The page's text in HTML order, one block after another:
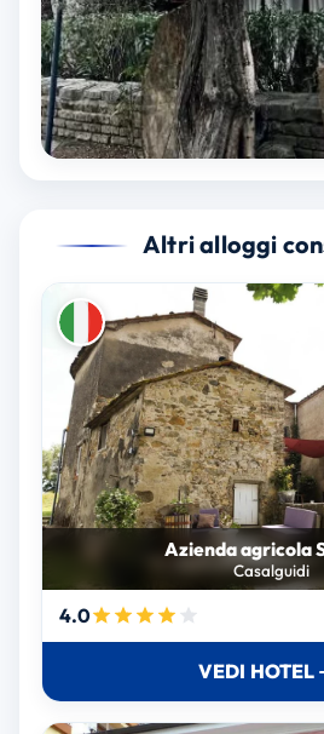
Altri alloggi
Azienda agricola
Casalguidi
4.0
VEDI HOTEL